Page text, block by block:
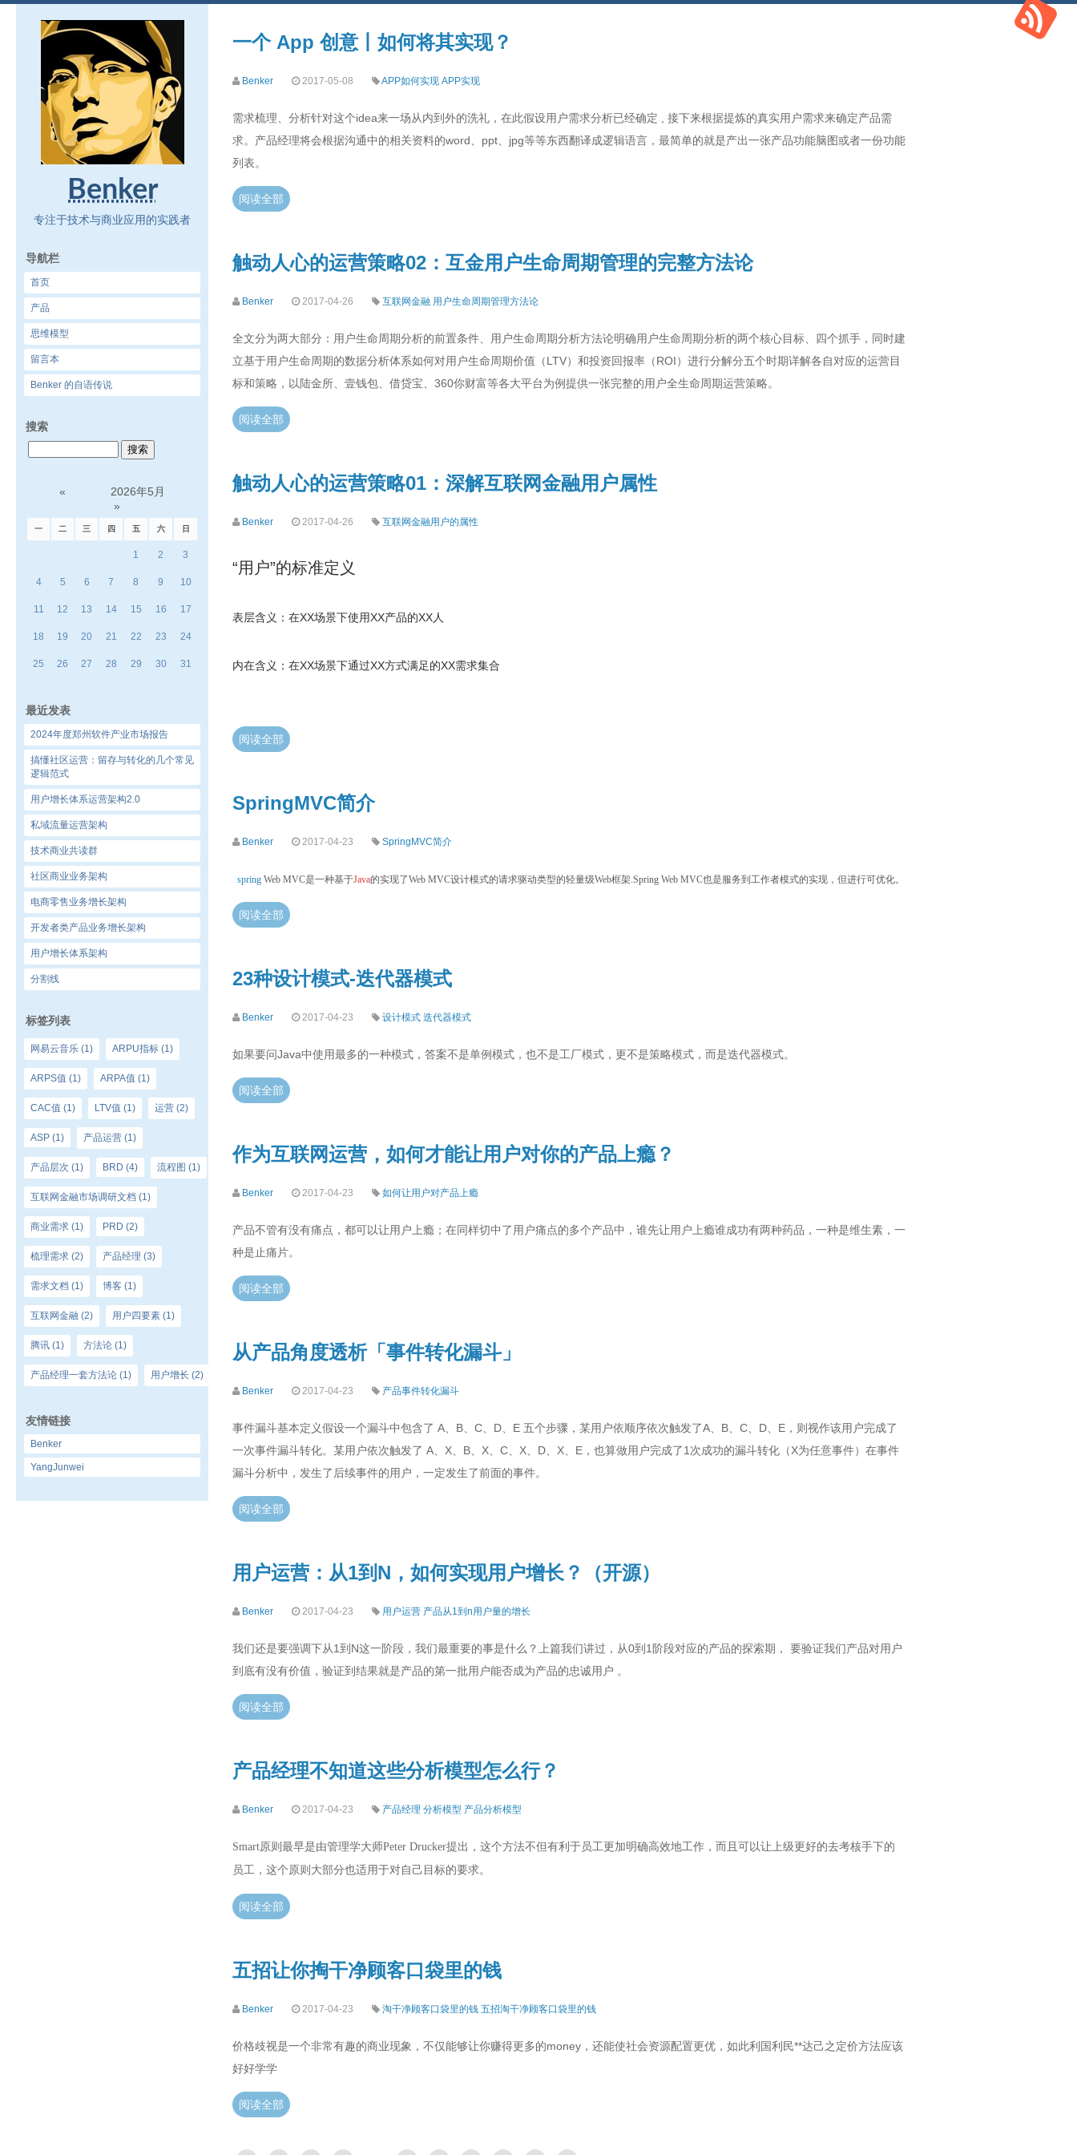
Benker
专注于技术与商业应用的实践者
导航栏
首页
产品
思维模型
留言本
Benker 的自语传说
搜索
«
2026年5月
»
一 二 三 四 五 六 日
1 2 3
4 5 6 7 8 9 10
11 12 13 14 15 16 17
18 19 20 21 22 23 24
25 26 27 28 29 30 31
最近发表
2024年度郑州软件产业市场报告
搞懂社区运营：留存与转化的几个常见
逻辑范式
用户增长体系运营架构2.0
私域流量运营架构
技术商业共读群
社区商业业务架构
电商零售业务增长架构
开发者类产品业务增长架构
用户增长体系架构
分割线
标签列表
网易云音乐 (1) ARPU指标 (1)
ARPS值 (1) ARPA值 (1)
CAC值 (1) LTV值 (1) 运营 (2)
ASP (1) 产品运营 (1)
产品层次 (1) BRD (4) 流程图 (1)
互联网金融市场调研文档 (1)
商业需求 (1) PRD (2)
梳理需求 (2) 产品经理 (3)
需求文档 (1) 博客 (1)
互联网金融 (2) 用户四要素 (1)
腾讯 (1) 方法论 (1)
产品经理一套方法论 (1) 用户增长 (2)
友情链接
Benker
YangJunwei
一个 App 创意丨如何将其实现？
Benker 2017-05-08 APP如何实现 APP实现
需求梳理、分析针对这个idea来一场从内到外的洗礼，在此假设用户需求分析已经确定 , 接下来根据提炼的真实用户需求来确定产品需
求。产品经理将会根据沟通中的相关资料的word、ppt、jpg等等东西翻译成逻辑语言，最简单的就是产出一张产品功能脑图或者一份功能
列表。
阅读全部
触动人心的运营策略02：互金用户生命周期管理的完整方法论
Benker 2017-04-26 互联网金融 用户生命周期管理方法论
全文分为两大部分：用户生命周期分析的前置条件、用户生命周期分析方法论明确用户生命周期分析的两个核心目标、四个抓手，同时建
立基于用户生命周期的数据分析体系如何对用户生命周期价值（LTV）和投资回报率（ROI）进行分解分五个时期详解各自对应的运营目
标和策略，以陆金所、壹钱包、借贷宝、360你财富等各大平台为例提供一张完整的用户全生命周期运营策略。
阅读全部
触动人心的运营策略01：深解互联网金融用户属性
Benker 2017-04-26 互联网金融用户的属性
“用户”的标准定义
表层含义：在XX场景下使用XX产品的XX人
内在含义：在XX场景下通过XX方式满足的XX需求集合
阅读全部
SpringMVC简介
Benker 2017-04-23 SpringMVC简介
spring Web MVC是一种基于Java的实现了Web MVC设计模式的请求驱动类型的轻量级Web框架.Spring Web MVC也是服务到工作者模式的实现，但进行可优化。
阅读全部
23种设计模式-迭代器模式
Benker 2017-04-23 设计模式 迭代器模式
如果要问Java中使用最多的一种模式，答案不是单例模式，也不是工厂模式，更不是策略模式，而是迭代器模式。
阅读全部
作为互联网运营，如何才能让用户对你的产品上瘾？
Benker 2017-04-23 如何让用户对产品上瘾
产品不管有没有痛点，都可以让用户上瘾；在同样切中了用户痛点的多个产品中，谁先让用户上瘾谁成功有两种药品，一种是维生素，一
种是止痛片。
阅读全部
从产品角度透析「事件转化漏斗」
Benker 2017-04-23 产品事件转化漏斗
事件漏斗基本定义假设一个漏斗中包含了 A、B、C、D、E 五个步骤，某用户依顺序依次触发了A、B、C、D、E，则视作该用户完成了
一次事件漏斗转化。某用户依次触发了 A、X、B、X、C、X、D、X、E，也算做用户完成了1次成功的漏斗转化（X为任意事件）在事件
漏斗分析中，发生了后续事件的用户，一定发生了前面的事件。
阅读全部
用户运营：从1到N，如何实现用户增长？（开源）
Benker 2017-04-23 用户运营 产品从1到n用户量的增长
我们还是要强调下从1到N这一阶段，我们最重要的事是什么？上篇我们讲过，从0到1阶段对应的产品的探索期， 要验证我们产品对用户
到底有没有价值，验证到结果就是产品的第一批用户能否成为产品的忠诚用户 。
阅读全部
产品经理不知道这些分析模型怎么行？
Benker 2017-04-23 产品经理 分析模型 产品分析模型
Smart原则最早是由管理学大师Peter Drucker提出，这个方法不但有利于员工更加明确高效地工作，而且可以让上级更好的去考核手下的
员工，这个原则大部分也适用于对自己目标的要求。
阅读全部
五招让你掏干净顾客口袋里的钱
Benker 2017-04-23 淘干净顾客口袋里的钱 五招淘干净顾客口袋里的钱
价格歧视是一个非常有趣的商业现象，不仅能够让你赚得更多的money，还能使社会资源配置更优，如此利国利民**达己之定价方法应该
好好学学
阅读全部